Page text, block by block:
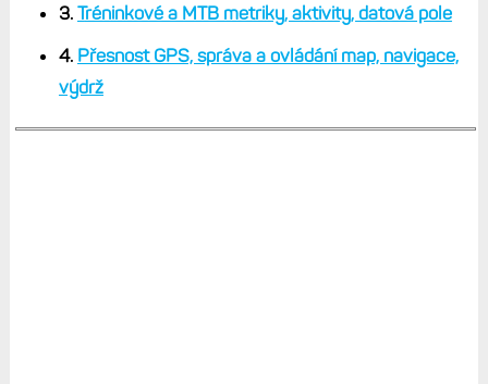
3. Tréninkové a MTB metriky, aktivity, datová pole
4. Přesnost GPS, správa a ovládání map, navigace,
výdrž